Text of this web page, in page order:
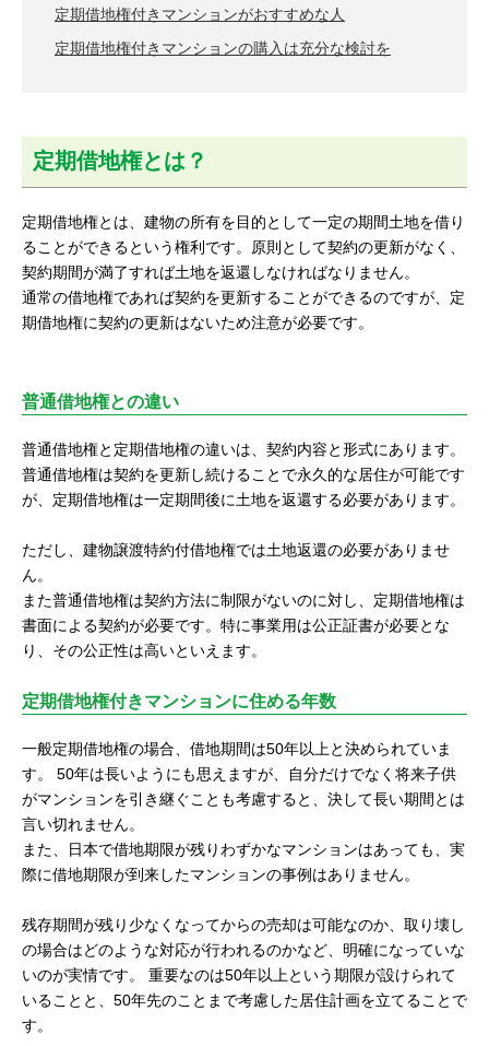
定期借地権付きマンションがおすすめな人
定期借地権付きマンションの購入は充分な検討を
定期借地権とは？
定期借地権とは、建物の所有を目的として一定の期間土地を借り
ることができるという権利です。原則として契約の更新がなく、
契約期間が満了すれば土地を返還しなければなりません。
通常の借地権であれば契約を更新することができるのですが、定
期借地権に契約の更新はないため注意が必要です。
普通借地権との違い
普通借地権と定期借地権の違いは、契約内容と形式にあります。
普通借地権は契約を更新し続けることで永久的な居住が可能です
が、定期借地権は一定期間後に土地を返還する必要があります。
ただし、建物譲渡特約付借地権では土地返還の必要がありませ
ん。
また普通借地権は契約方法に制限がないのに対し、定期借地権は
書面による契約が必要です。特に事業用は公正証書が必要とな
り、その公正性は高いといえます。
定期借地権付きマンションに住める年数
一般定期借地権の場合、借地期間は50年以上と決められていま
す。 50年は長いようにも思えますが、自分だけでなく将来子供
がマンションを引き継ぐことも考慮すると、決して長い期間とは
言い切れません。
また、日本で借地期限が残りわずかなマンションはあっても、実
際に借地期限が到来したマンションの事例はありません。
残存期間が残り少なくなってからの売却は可能なのか、取り壊し
の場合はどのような対応が行われるのかなど、明確になっていな
いのが実情です。 重要なのは50年以上という期限が設けられて
いることと、50年先のことまで考慮した居住計画を立てることで
す。